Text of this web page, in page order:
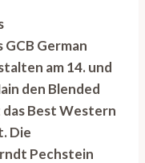
GCB German
am 14. und
den Blended
Best Western
Die
Pechstein